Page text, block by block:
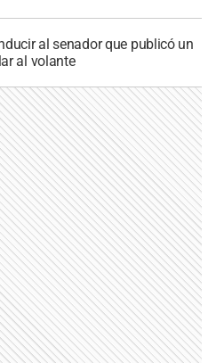
al senador que publicó un
al volante